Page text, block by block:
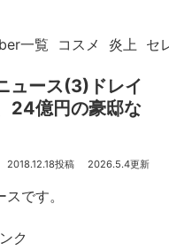
一覧 コスメ 炎上 セ
ュース(3)ドレイ
24億円の豪邸な
2018.12.18 2026.5.4
です。
ク